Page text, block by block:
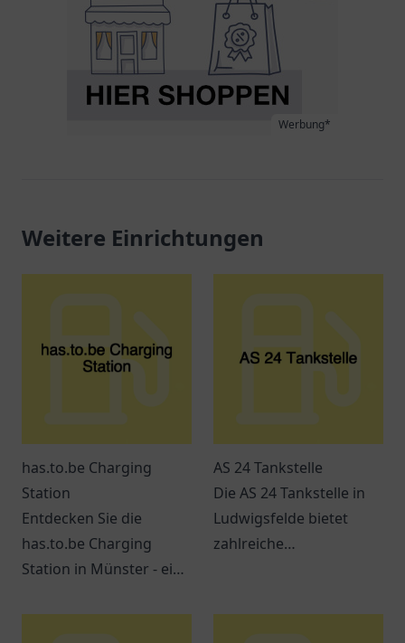
Werbung*
Weitere Einrichtungen
has.to.be Charging
Station
Entdecken Sie die
has.to.be Charging
Station in Münster - ein
umweltbewusste
AS 24 Tankstelle
Die AS 24 Tankstelle in
Ludwigsfelde bietet
zahlreiche
für Pendler und